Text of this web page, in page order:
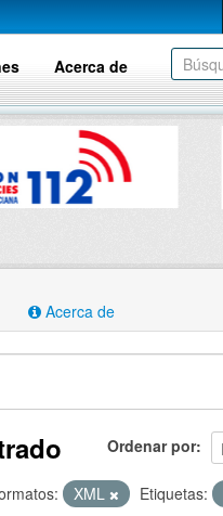
Acerca de
Acerca de
Ordenar por
XML Etiquetas: